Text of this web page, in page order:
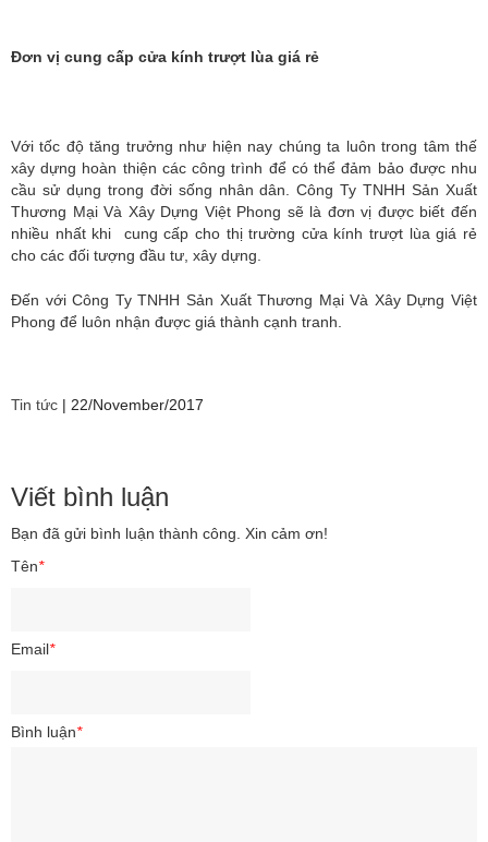
Đơn vị cung cấp cửa kính trượt lùa giá rẻ
Với tốc độ tăng trưởng như hiện nay chúng ta luôn trong tâm thế
xây dựng hoàn thiện các công trình để có thể đảm bảo được nhu
cầu sử dụng trong đời sống nhân dân. Công Ty TNHH Sản Xuất
Thương Mại Và Xây Dựng Việt Phong sẽ là đơn vị được biết đến
nhiều nhất khi cung cấp cho thị trường cửa kính trượt lùa giá rẻ
cho các đối tượng đầu tư, xây dựng.
Đến với Công Ty TNHH Sản Xuất Thương Mại Và Xây Dựng Việt
Phong để luôn nhận được giá thành cạnh tranh.
Tin tức | 22/November/2017
Viết bình luận
Bạn đã gửi bình luận thành công. Xin cảm ơn!
Tên*
Email*
Bình luận*